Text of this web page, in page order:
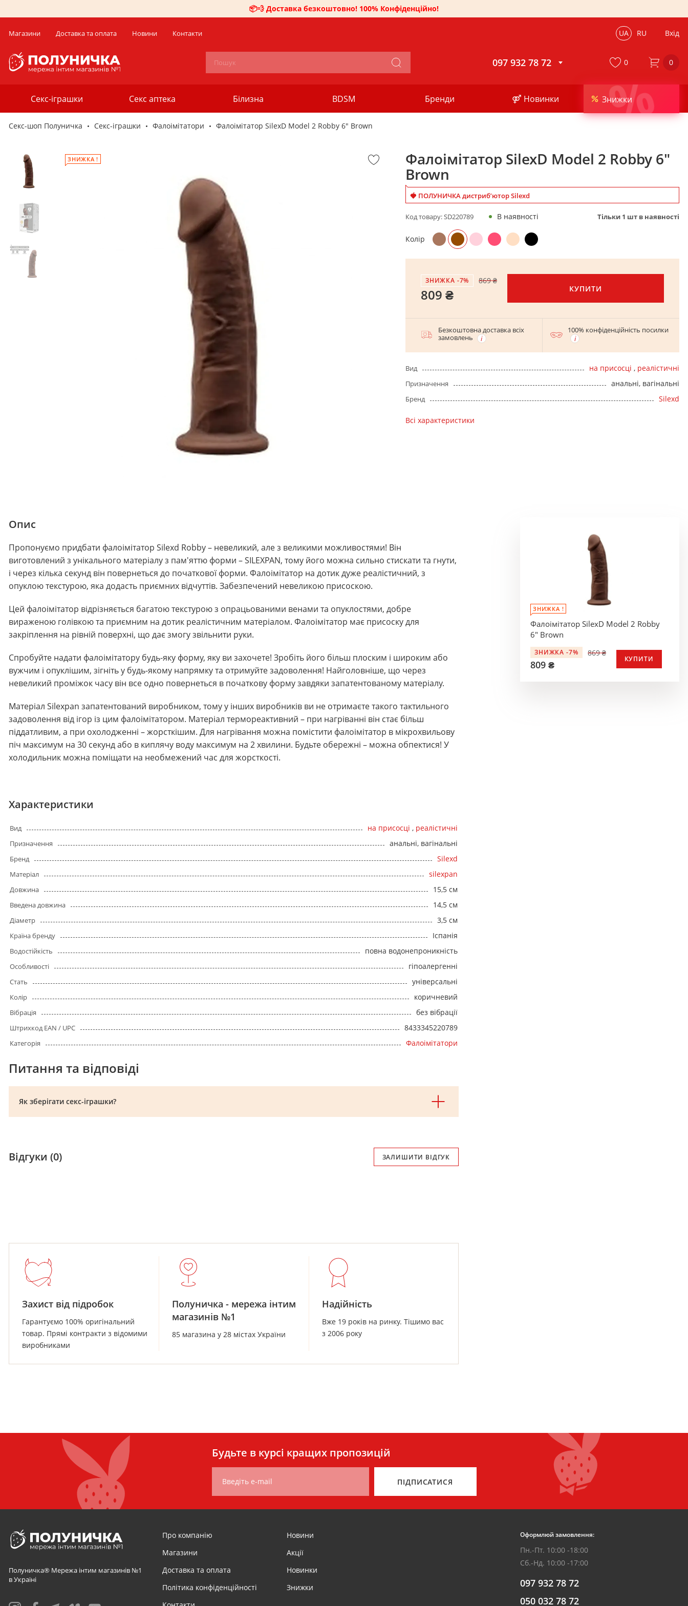
📦💨 Доставка безкоштовно! 100% Конфіденційно!
Магазини Доставка та оплата Новини Контакти UA RU Вхід
097 932 78 72 0
Секс-іграшки Секс аптека Білизна BDSM Бренди ⚤ Новинки %
Знижки
0
Секс-шоп Полуничка Секс-iграшки Фалоімітатори Фалоімітатор SilexD Model 2 Robby 6" Brown
ЗНИЖКА ! Фалоімітатор SilexD Model 2 Robby 6"
Brown
🍓 ПОЛУНИЧКА дистриб’ютор Silexd
Код товару:SD220789 В наявності Тільки 1 шт в наявності
Колір
ЗНИЖКА -7% 869 ₴
809 ₴ КУПИТИ
Безкоштовна доставка всіх
замовлень
100% конфіденційність посилки
Вид на присосці , реалістичні
Призначення анальні, вагінальні
Бренд Silexd
Всі характеристики
Опис
Пропонуємо придбати фалоімітатор Silexd Robby – невеликий, але з великими можливостями! Він
виготовлений з унікального матеріалу з пам'яттю форми – SILEXPAN, тому його можна сильно стискати та гнути,
і через кілька секунд він повернеться до початкової форми. Фалоімітатор на дотик дуже реалістичний, з
опуклою текстурою, яка додасть приємних відчуттів. Забезпечений невеликою присоскою.
Цей фалоімітатор відрізняється багатою текстурою з опрацьованими венами та опуклостями, добре
вираженою голівкою та приємним на дотик реалістичним матеріалом. Фалоімітатор має присоску для
закріплення на рівній поверхні, що дає змогу звільнити руки.
Спробуйте надати фалоімітатору будь-яку форму, яку ви захочете! Зробіть його більш плоским і широким або
вужчим і опуклішим, зігніть у будь-якому напрямку та отримуйте задоволення! Найголовніше, що через
невеликий проміжок часу він все одно повернеться в початкову форму завдяки запатентованому матеріалу.
Матеріал Silexpan запатентований виробником, тому у інших виробників ви не отримаєте такого тактильного
задоволення від ігор із цим фалоімітатором. Матеріал термореактивний – при нагріванні він стає більш
піддатливим, а при охолодженні – жорсткішим. Для нагрівання можна помістити фалоімітатор в мікрохвильову
піч максимум на 30 секунд або в киплячу воду максимум на 2 хвилини. Будьте обережні – можна обпектися! У
холодильник можна поміщати на необмежений час для жорсткості.
Характеристики
Вид на присосці , реалістичні
Призначення анальні, вагінальні
Бренд Silexd
Матеріал silexpan
Довжина 15,5 см
Введена довжина 14,5 см
Діаметр 3,5 см
Країна бренду Іспанія
Водостійкість повна водонепроникність
Особливості гіпоалергенні
Стать універсальні
Колір коричневий
Вібрація без вібрації
Штрихкод EAN / UPC 8433345220789
Категорія Фалоімітатори
Питання та відповіді
Як зберігати секс-іграшки?
Відгуки (0) ЗАЛИШИТИ ВІДГУК
ЗНИЖКА !
Фалоімітатор SilexD Model 2 Robby
6" Brown
ЗНИЖКА -7% 869 ₴
809 ₴ КУПИТИ
Захист від підробок
Гарантуємо 100% оригінальний
товар. Прямі контракти з відомими
виробниками
Полуничка - мережа інтим
магазинів №1
85 магазина у 28 містах України
Надійність
Вже 19 років на ринку. Тішимо вас
з 2006 року
Будьте в курсі кращих пропозицій
Введіть e-mail ПІДПИСАТИСЯ
Полуничка® Мережа інтим магазинів №1
в Україні
Про компанію
Магазини
Доставка та оплата
Політика конфіденційності
Новини
Акції
Новинки
Знижки
Оформлюй замовлення:
Пн.-Пт. 10:00 -18:00
Сб.-Нд. 10:00 -17:00
097 932 78 72
050 032 78 72